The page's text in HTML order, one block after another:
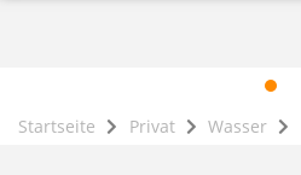
Startseite Privat Wasser